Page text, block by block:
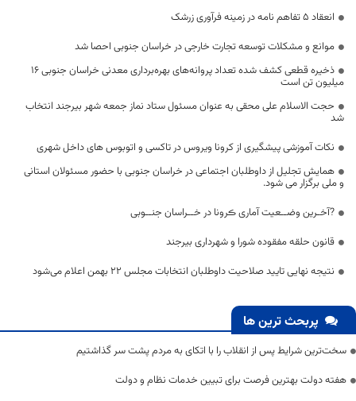
انعقاد ۵ تفاهم نامه در زمینه فرآوری زرشک
موانع و مشکلات توسعه تجارت خارجی در خراسان جنوبی احصا شد
ذخیره قطعی کشف شده تعداد پروانه‌های بهره‌برداری معدنی خراسان جنوبی ۱۶
میلیون تن است
حجت الاسلام علی محقی به عنوان مسئول ستاد نماز جمعه شهر بیرجند انتخاب
شد
نکات آموزشی پیشگیری از کرونا ویروس در تاکسی و اتوبوس های داخل شهری
همایش تجلیل از داوطلبان اجتماعی در خراسان جنوبی با حضور مسئولان استانی
و ملی برگزار می شود.
?آخـرین وضــعیت آماری ڪرونا در خــراسان جنــوبی
قانون حلقه مفقوده شورا و شهرداری بیرجند
نتیجه نهایی تایید صلاحیت داوطلبان انتخابات مجلس ۲۲ بهمن اعلام می‌شود
پربحث ترین ها
سخت‌ترین شرایط پس از انقلاب را با اتکای به مردم پشت سر گذاشتیم
هفته دولت بهترین فرصت برای تبیین خدمات نظام و دولت